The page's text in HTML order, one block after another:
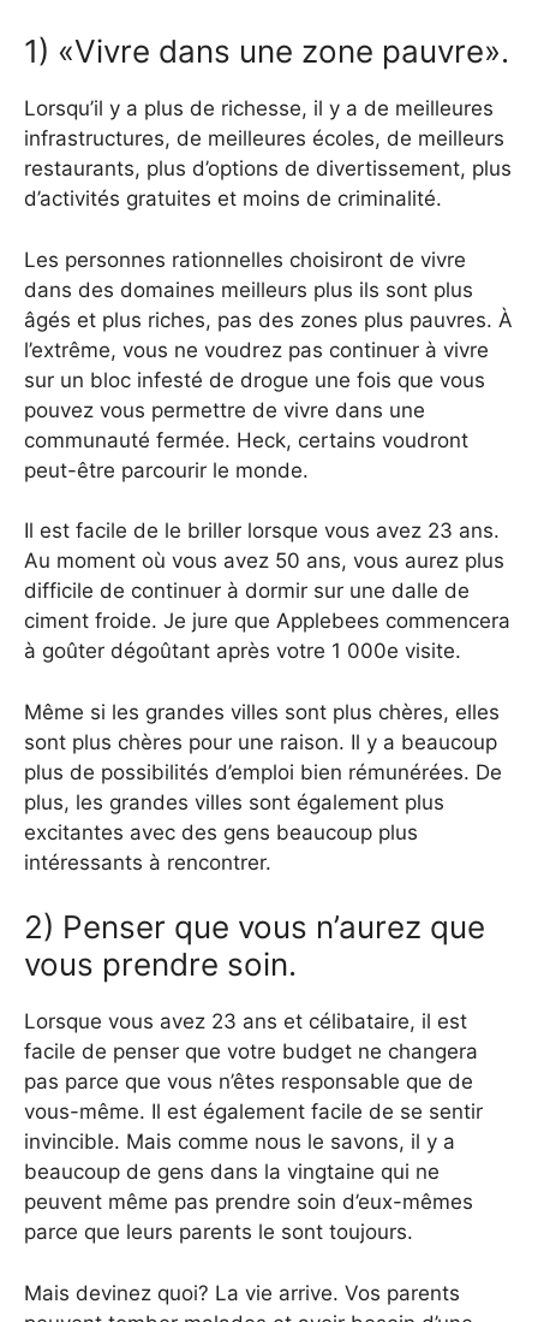
1) «Vivre dans une zone pauvre».
Lorsqu’il y a plus de richesse, il y a de meilleures
infrastructures, de meilleures écoles, de meilleurs
restaurants, plus d’options de divertissement, plus
d’activités gratuites et moins de criminalité.
Les personnes rationnelles choisiront de vivre
dans des domaines meilleurs plus ils sont plus
âgés et plus riches, pas des zones plus pauvres. À
l’extrême, vous ne voudrez pas continuer à vivre
sur un bloc infesté de drogue une fois que vous
pouvez vous permettre de vivre dans une
communauté fermée. Heck, certains voudront
peut-être parcourir le monde.
Il est facile de le briller lorsque vous avez 23 ans.
Au moment où vous avez 50 ans, vous aurez plus
difficile de continuer à dormir sur une dalle de
ciment froide. Je jure que Applebees commencera
à goûter dégoûtant après votre 1 000e visite.
Même si les grandes villes sont plus chères, elles
sont plus chères pour une raison. Il y a beaucoup
plus de possibilités d’emploi bien rémunérées. De
plus, les grandes villes sont également plus
excitantes avec des gens beaucoup plus
intéressants à rencontrer.
2) Penser que vous n’aurez que
vous prendre soin.
Lorsque vous avez 23 ans et célibataire, il est
facile de penser que votre budget ne changera
pas parce que vous n’êtes responsable que de
vous-même. Il est également facile de se sentir
invincible. Mais comme nous le savons, il y a
beaucoup de gens dans la vingtaine qui ne
peuvent même pas prendre soin d’eux-mêmes
parce que leurs parents le sont toujours.
Mais devinez quoi? La vie arrive. Vos parents